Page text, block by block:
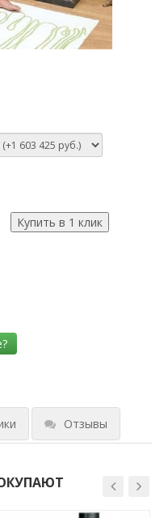
Отзывы